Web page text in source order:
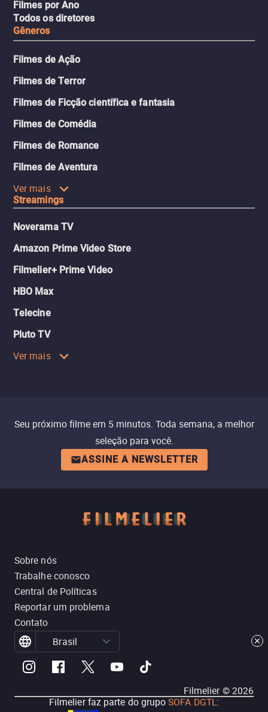
Filmes por Ano
Todos os diretores
Gêneros
Filmes de Ação
Filmes de Terror
Filmes de Ficção científica e fantasia
Filmes de Comédia
Filmes de Romance
Filmes de Aventura
Ver mais
Streamings
Noverama TV
Amazon Prime Video Store
Filmelier+ Prime Video
HBO Max
Telecine
Pluto TV
Ver mais
Seu próximo filme em 5 minutos. Toda semana, a melhor
seleção para você.
ASSINE A NEWSLETTER
Sobre nós
Trabalhe conosco
Central de Políticas
Reportar um problema
Contato
Brasil
Filmelier ©2026
Filmelier faz parte do grupoSOFA DGTL: